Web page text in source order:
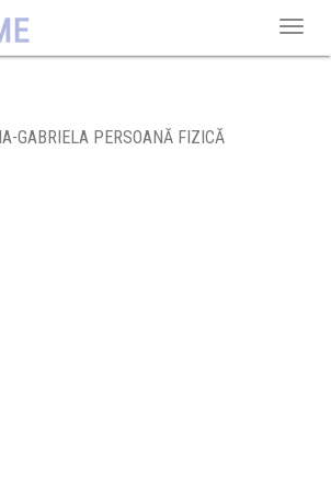
GABRIELA PERSOANĂ FIZICĂ